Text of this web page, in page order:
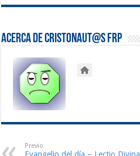
Acerca de Cristonaut@s FRP
Previo